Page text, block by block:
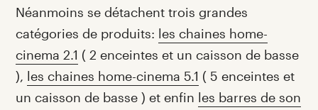
Néanmoins se détachent trois grandes
catégories de produits: les chaines home-
cinema 2.1 ( 2 enceintes et un caisson de basse
), les chaines home-cinema 5.1 ( 5 enceintes et
un caisson de basse ) et enfin les barres de son